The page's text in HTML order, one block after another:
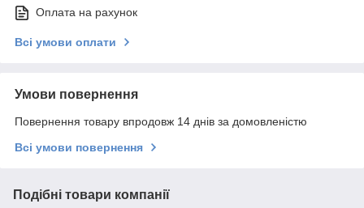
Оплата на рахунок
Всі умови оплати
Умови повернення
Повернення товару впродовж 14 днів за домовленістю
Всі умови повернення
Подібні товари компанії